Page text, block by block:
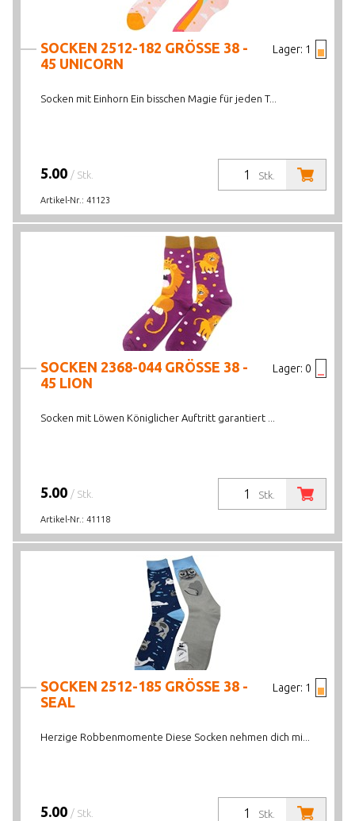
Lager: 1
SOCKEN 2512-182 GRÖSSE 38 -
45 UNICORN
Socken mit Einhorn Ein bisschen Magie für jeden T...
Stk.
5.00 / Stk.
Artikel-Nr.: 41123
Lager: 0
SOCKEN 2368-044 GRÖSSE 38 -
45 LION
Socken mit Löwen Königlicher Auftritt garantiert ...
Stk.
5.00 / Stk.
Artikel-Nr.: 41118
Lager: 1
SOCKEN 2512-185 GRÖSSE 38 -
SEAL
Herzige Robbenmomente Diese Socken nehmen dich mi...
Stk.
5.00 / Stk.